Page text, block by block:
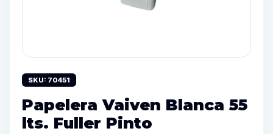
SKU: 70451
Papelera Vaiven Blanca 55
lts. Fuller Pinto